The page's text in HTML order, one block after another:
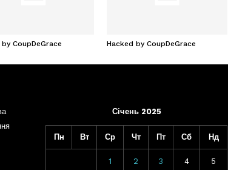
CoupDeGrace Hacked by CoupDeGrace
Січень 2025
Пн Вт Ср Чт Пт Сб Нд
1 2 3 4 5